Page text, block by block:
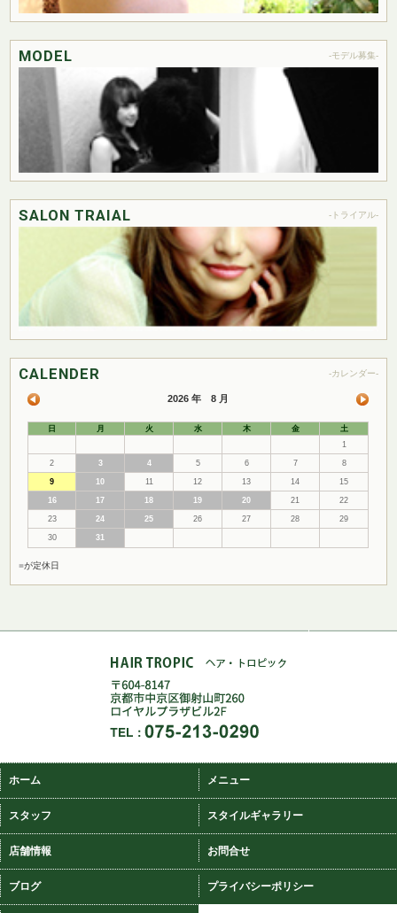
MODEL -モデル募集-
SALON TRAIAL -トライアル-
CALENDER -カレンダー-
2026 年 8 月
日 月 火 水 木 金
土
1
2 3 4 5 6 7 8
9 10 11 12 13 14 15
16 17 18 19 20 21 22
23 24 25 26 27 28 29
30 31
■が定休日
ホーム メニュー
スタッフ スタイルギャラリー
店舗情報 お問合せ
ブログ プライバシーポリシー